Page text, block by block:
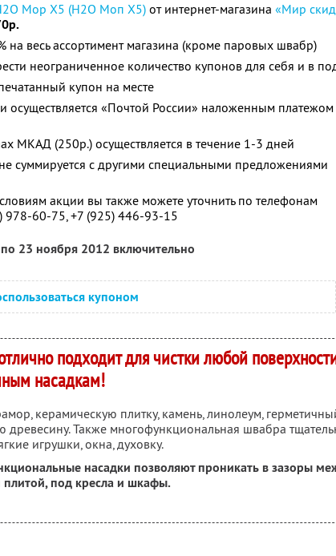
Mop X5 (Н2О Моп Х5) от интернет-магазина «Мир
на весь ассортимент магазина (кроме паровых швабр)
неограниченное количество купонов для себя и в
купон на месте
осуществляется «Почтой России» наложенным
МКАД (250р.) осуществляется в течение 1-3 дней
суммируется с другими специальными предложениями
акции вы также можете уточнить по телефонам
978-60-75, +7 (925) 446-93-15
23 ноября 2012 включительно
купоном
подходит для чистки любой
насадкам!
керамическую плитку, камень, линолеум,
древесину. Также многофункциональная швабра
игрушки, окна, духовку.
насадки позволяют проникать в зазоры
под кресла и шкафы.